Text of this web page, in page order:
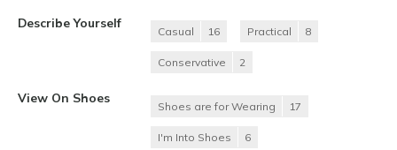
Describe Yourself
Casual 16 Practical 8
Conservative 2
View On Shoes
Shoes are for Wearing 17
I'm Into Shoes 6